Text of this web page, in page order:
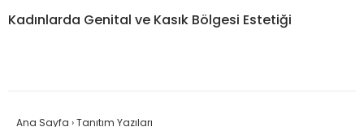
Kadınlarda Genital ve Kasık Bölgesi Estetiği
Ana Sayfa ›Tanıtım Yazıları